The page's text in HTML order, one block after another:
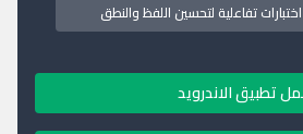
تطبيق الاندرويد